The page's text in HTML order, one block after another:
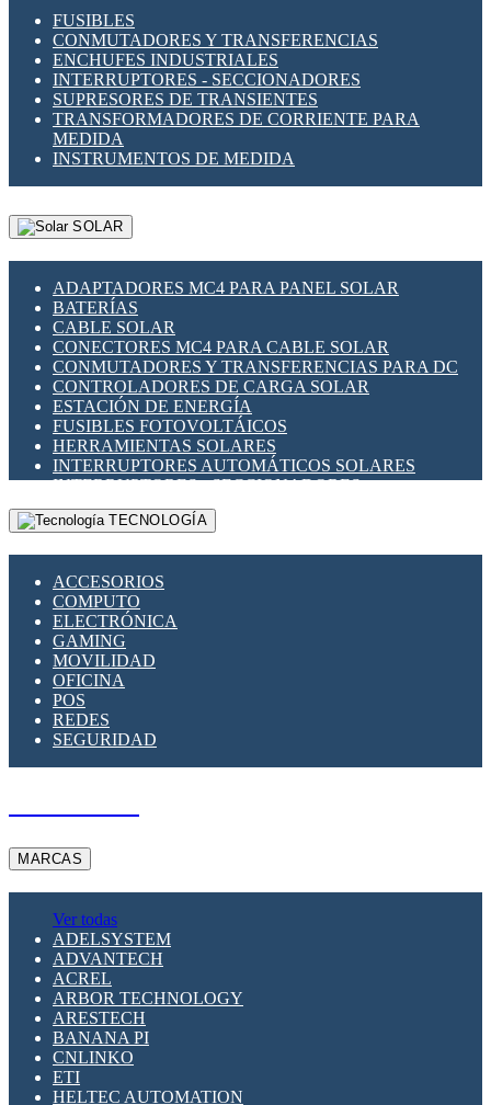
FUSIBLES
CONMUTADORES Y TRANSFERENCIAS
ENCHUFES INDUSTRIALES
INTERRUPTORES - SECCIONADORES
SUPRESORES DE TRANSIENTES
TRANSFORMADORES DE CORRIENTE PARA
MEDIDA
INSTRUMENTOS DE MEDIDA
SOLAR
ADAPTADORES MC4 PARA PANEL SOLAR
BATERÍAS
CABLE SOLAR
CONECTORES MC4 PARA CABLE SOLAR
CONMUTADORES Y TRANSFERENCIAS PARA DC
CONTROLADORES DE CARGA SOLAR
ESTACIÓN DE ENERGÍA
FUSIBLES FOTOVOLTÁICOS
HERRAMIENTAS SOLARES
INTERRUPTORES AUTOMÁTICOS SOLARES
INTERRUPTORES - SECCIONADORES
FOTOVOLTÁICOS
MONTAJE PANEL SOLAR
SUPRESOR DE TRANSIENTES SPDS PARA
APLICACIONES FOTOVOLTAICAS
TECNOLOGÍA
ACCESORIOS
COMPUTO
ELECTRÓNICA
GAMING
MOVILIDAD
OFICINA
POS
REDES
SEGURIDAD
MARCAS
Ver todas
ADELSYSTEM
ADVANTECH
ACREL
ARBOR TECHNOLOGY
ARESTECH
BANANA PI
CNLINKO
ETI
HELTEC AUTOMATION